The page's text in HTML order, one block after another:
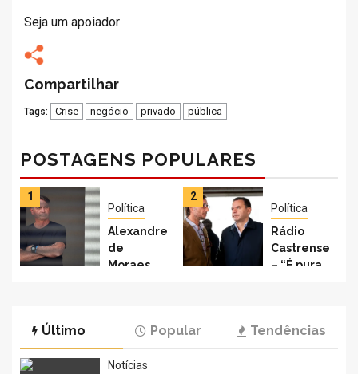
Seja um apoiador
Compartilhar
Compartilhar
Tweetar
Compartilhe
Bluesky
Enviar
WhatsApp
Enviar
e-
mail
Tags: Crise negócio privado pública
POSTAGENS POPULARES
1
Política
Alexandre
de
Moraes
proíbe
visitas a
Bolsonaro
2
Política
Rádio
Castrense
– “É pura
que o PSD
inaugura
Último Popular Tendências
Notícias